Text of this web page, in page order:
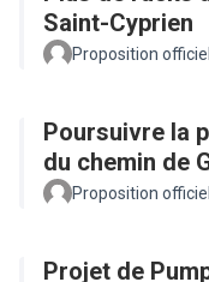
Saint-Cyprien
Proposition
Poursuivre la
du chemin de
Proposition
Projet de